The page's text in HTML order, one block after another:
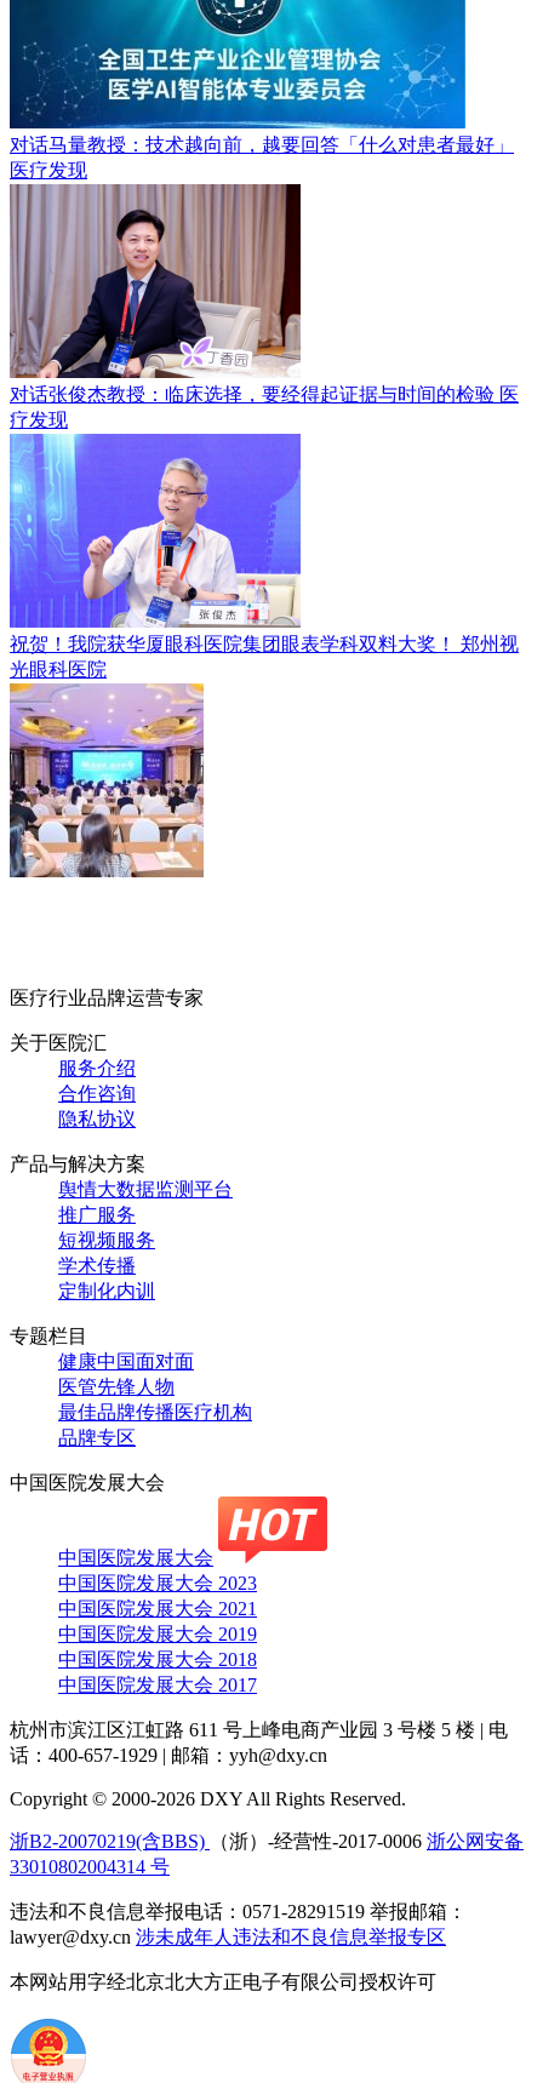
对话马量教授：技术越向前，越要回答「什么对患者最好」
医疗发现
对话张俊杰教授：临床选择，要经得起证据与时间的检验 医
疗发现
祝贺！我院获华厦眼科医院集团眼表学科双料大奖！ 郑州视
光眼科医院
医疗行业品牌运营专家
关于医院汇
服务介绍
合作咨询
隐私协议
产品与解决方案
舆情大数据监测平台
推广服务
短视频服务
学术传播
定制化内训
专题栏目
健康中国面对面
医管先锋人物
最佳品牌传播医疗机构
品牌专区
中国医院发展大会
中国医院发展大会
中国医院发展大会 2023
中国医院发展大会 2021
中国医院发展大会 2019
中国医院发展大会 2018
中国医院发展大会 2017
杭州市滨江区江虹路 611 号上峰电商产业园 3 号楼 5 楼 | 电
话：400-657-1929 | 邮箱：yyh@dxy.cn
Copyright © 2000-2026 DXY All Rights Reserved.
浙B2-20070219(含BBS) （浙）-经营性-2017-0006 浙公网安备
33010802004314 号
违法和不良信息举报电话：0571-28291519 举报邮箱：
lawyer@dxy.cn 涉未成年人违法和不良信息举报专区
本网站用字经北京北大方正电子有限公司授权许可